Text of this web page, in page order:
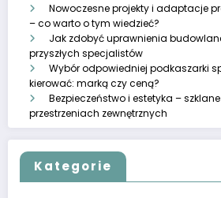
Nowoczesne projekty i adaptacje
– co warto o tym wiedzieć?
Jak zdobyć uprawnienia
przyszłych specjalistów
Wybór odpowiedniej podkaszarki
kierować: marką czy ceną?
Bezpieczeństwo i estetyka –
przestrzeniach zewnętrznych
Kategorie